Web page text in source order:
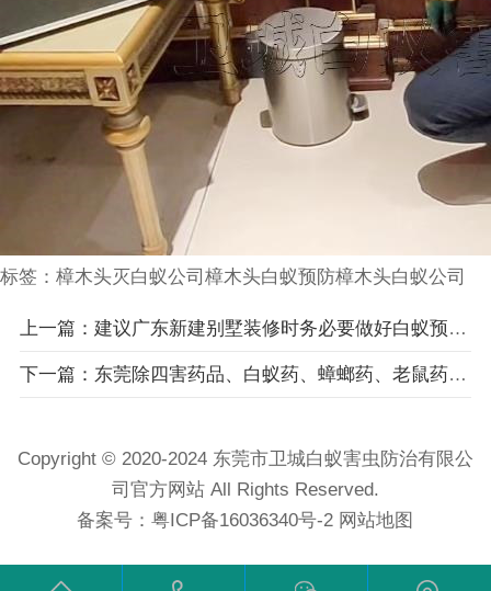
标签： 樟木头灭白蚁公司 樟木头白蚁预防樟木头白蚁公司
上一篇：建议广东新建别墅装修时务必要做好白蚁预防工作-常平灭白蚁公司，常
下一篇：东莞除四害药品、白蚁药、蟑螂药、老鼠药、臭虫药专卖
Copyright © 2020-2024 东莞市卫城白蚁害虫防治有限公
司官方网站 All Rights Reserved.
备案号：粤ICP备16036340号-2 网站地图